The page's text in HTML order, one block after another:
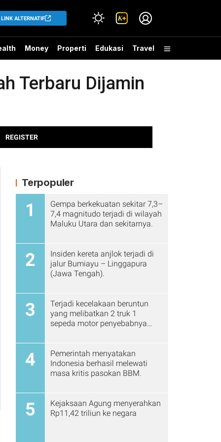
LINK ALTERNATIF
Money Properti Edukasi Travel
Terbaru Dijamin
REGISTER
Terpopuler
1
Gempa berkekuatan sekitar 7,3–
7,4 magnitudo terjadi di wilayah
Maluku Utara dan sekitarnya.
2
Insiden kereta anjlok terjadi di
jalur Bumiayu – Linggapura
(Jawa Tengah).
3
Terjadi kecelakaan beruntun
yang melibatkan 2 truk 1
sepeda motor penyebabnya
4
Pemerintah menyatakan
Indonesia berhasil melewati
masa kritis pasokan BBM.
5
Kejaksaan Agung menyerahkan
Rp11,42 triliun ke negara